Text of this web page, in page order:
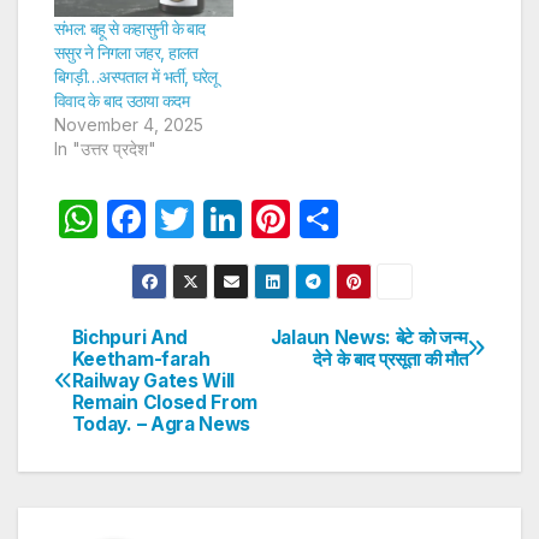
संभल: बहू से कहासुनी के बाद
ससुर ने निगला जहर, हालत
बिगड़ी…अस्पताल में भर्ती, घरेलू
विवाद के बाद उठाया कदम
November 4, 2025
In "उत्तर प्रदेश"
W
s
A
p
p
F
a
c
e
b
o
o
k
T
w
itt
Li
n
k
n
Pi
nt
er
e
st
h
ar
e
Post
navigation
Jalaun News: बेटे को जन्म
देने के बाद प्रसूता की मौत
Bichpuri And
Keetham-farah
Railway Gates Will
Remain Closed From
Today. – Agra News